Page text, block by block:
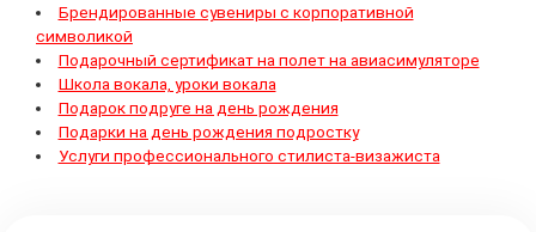
Брендированные сувениры с корпоративной
символикой
Подарочный сертификат на полет на авиасимуляторе
Школа вокала, уроки вокала
Подарок подруге на день рождения
Подарки на день рождения подростку
Услуги профессионального стилиста-визажиста